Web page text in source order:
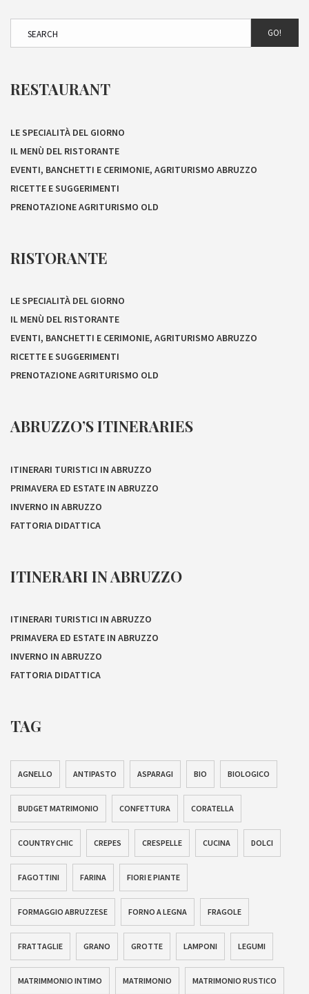
GO!
RESTAURANT
LE SPECIALITÀ DEL GIORNO
IL MENÙ DEL RISTORANTE
EVENTI, BANCHETTI E CERIMONIE, AGRITURISMO ABRUZZO
RICETTE E SUGGERIMENTI
PRENOTAZIONE AGRITURISMO OLD
RISTORANTE
LE SPECIALITÀ DEL GIORNO
IL MENÙ DEL RISTORANTE
EVENTI, BANCHETTI E CERIMONIE, AGRITURISMO ABRUZZO
RICETTE E SUGGERIMENTI
PRENOTAZIONE AGRITURISMO OLD
ABRUZZO’S ITINERARIES
ITINERARI TURISTICI IN ABRUZZO
PRIMAVERA ED ESTATE IN ABRUZZO
INVERNO IN ABRUZZO
FATTORIA DIDATTICA
ITINERARI IN ABRUZZO
ITINERARI TURISTICI IN ABRUZZO
PRIMAVERA ED ESTATE IN ABRUZZO
INVERNO IN ABRUZZO
FATTORIA DIDATTICA
TAG
AGNELLO ANTIPASTO ASPARAGI BIO BIOLOGICO
BUDGET MATRIMONIO CONFETTURA CORATELLA
COUNTRY CHIC CREPES CRESPELLE CUCINA DOLCI
FAGOTTINI FARINA FIORI E PIANTE
FORMAGGIO ABRUZZESE FORNO A LEGNA FRAGOLE
FRATTAGLIE GRANO GROTTE LAMPONI LEGUMI
MATRIMMONIO INTIMO MATRIMONIO MATRIMONIO RUSTICO